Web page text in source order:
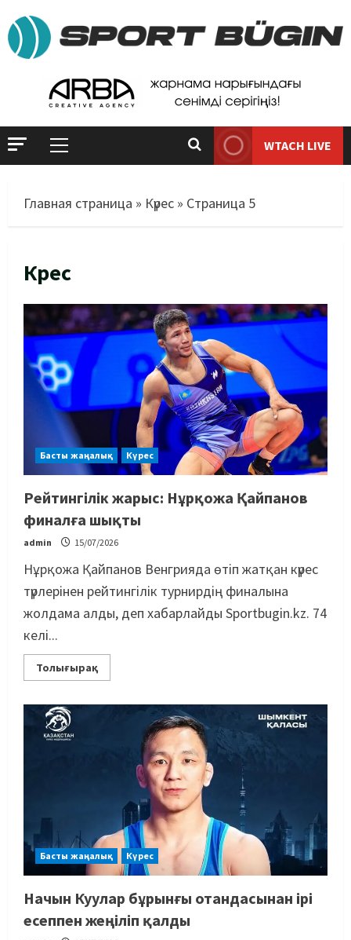
WTACH LIVE
Главная страница » Күрес » Страница 5
Күрес
Басты жаңалық Күрес
Рейтингілік жарыс: Нұрқожа Қайпанов
финалға шықты
admin 15/07/2026
Нұрқожа Қайпанов Венгрияда өтіп жатқан күрес
түрлерінен рейтингілік турнирдің финалына
жолдама алды, деп хабарлайды Sportbugin.kz. 74
келі...
Толығырақ
Басты жаңалық Күрес
Начын Куулар бұрынғы отандасынан ірі
есеппен жеңіліп қалды